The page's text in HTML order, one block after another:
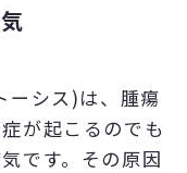
ーシス)は、腫瘍
が起こるのでも
です。その原因